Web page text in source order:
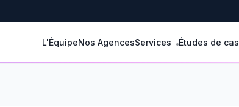
L'ÉquipeNos AgencesServices Études de cas